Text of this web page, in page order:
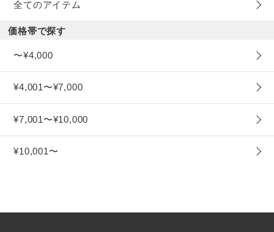
全てのアイテム
価格帯で探す
〜¥4,000
¥4,001〜¥7,000
¥7,001〜¥10,000
¥10,001〜